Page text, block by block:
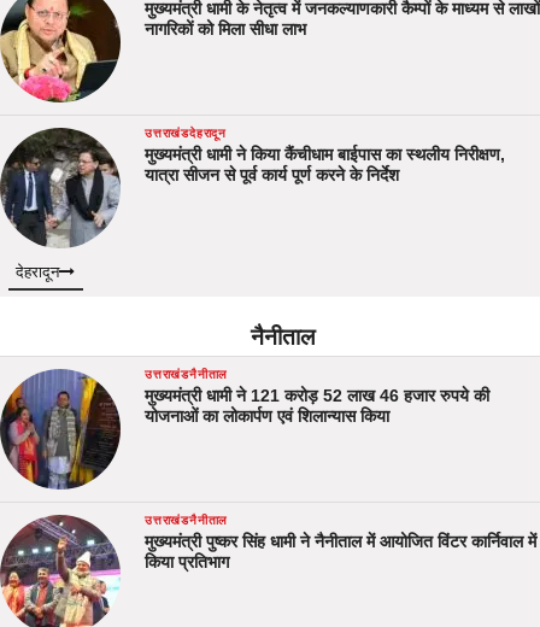
मुख्यमंत्री धामी के नेतृत्व में जनकल्याणकारी कैम्पों के माध्यम से लाखों
नागरिकों को मिला सीधा लाभ
उत्तराखंडदेहरादून
मुख्यमंत्री धामी ने किया कैंचीधाम बाईपास का स्थलीय निरीक्षण,
यात्रा सीजन से पूर्व कार्य पूर्ण करने के निर्देश
देहरादून
नैनीताल
उत्तराखंडनैनीताल
मुख्यमंत्री धामी ने 121 करोड़ 52 लाख 46 हजार रुपये की
योजनाओं का लोकार्पण एवं शिलान्यास किया
उत्तराखंडनैनीताल
मुख्यमंत्री पुष्कर सिंह धामी ने नैनीताल में आयोजित विंटर कार्निवाल में
किया प्रतिभाग